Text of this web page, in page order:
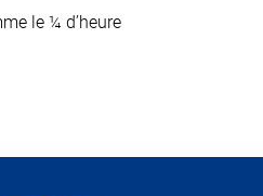
le ¼ d’heure